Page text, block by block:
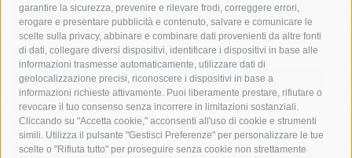
garantire la sicurezza, prevenire e rilevare frodi, correggere errori,
erogare e presentare pubblicità e contenuto, salvare e comunicare le
scelte sulla privacy, abbinare e combinare dati provenienti da altre fonti
di dati, collegare diversi dispositivi, identificare i dispositivi in base alle
informazioni trasmesse automaticamente, utilizzare dati di
geolocalizzazione precisi, riconoscere i dispositivi in base a
informazioni richieste attivamente. Puoi liberamente prestare, rifiutare o
revocare il tuo consenso senza incorrere in limitazioni sostanziali.
Cliccando su "Accetta cookie," acconsenti all'uso di cookie e strumenti
simili. Utilizza il pulsante "Gestisci Preferenze" per personalizzare le tue
scelte o "Rifiuta tutto" per proseguire senza cookie non strettamente
fondazione sorrento
gori guardia costiera
incidente
lavori
lorenzo balducelli mare
massa lubrense
massimo coppola
Meta napoli
ordinanza
penisola sorrentina
piano di sorrento
polizia municipale
protezione civile
Regione Campania
sant'agnello
sindaco cuomo
sorrento studenti temporali
treni
turismo
Vico Equense villa fiorentino vincenzo de luca